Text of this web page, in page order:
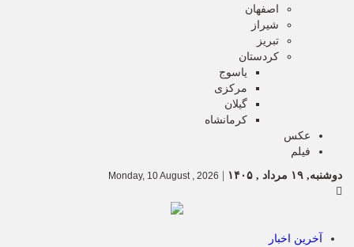
اصفهان
شیراز
تبریز
کردستان
یاسوج
مرکزی
گیلان
کرمانشاه
عکس
فیلم
دوشنبه, ۱۹ مرداد , ۱۴۰۵
Monday, 10 August , 2026
آخرین اخبار